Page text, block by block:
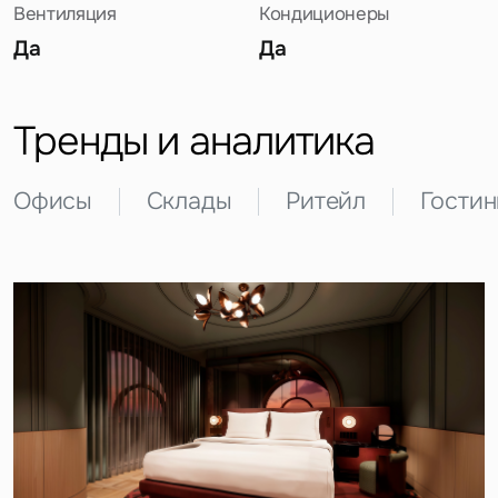
Вентиляция
Да
Кондиционеры
Да
Тренды и аналитика
Офисы Склады Ритейл